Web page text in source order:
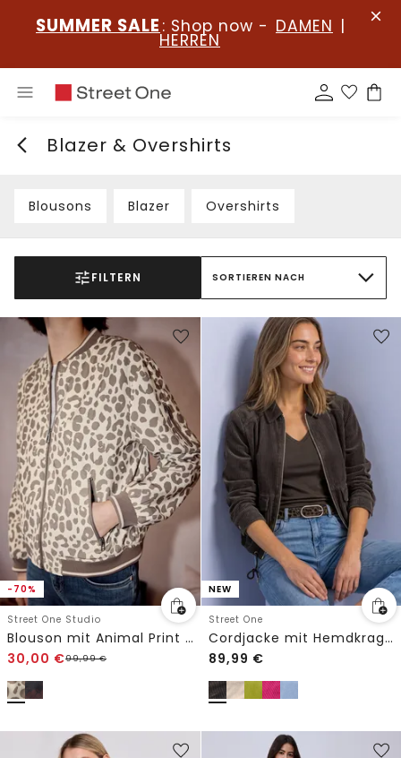
SUMMER SALE : Shop now - DAMEN |
HERREN
Blazer & Overshirts
Blousons Blazer Overshirts
FILTERN SORTIEREN NACH
-70%
Street One Studio
Blouson mit Animal Print und Zipper
30,00 €99,99€
NEW
Street One
Cordjacke mit Hemdkragen und Zipper
89,99 €